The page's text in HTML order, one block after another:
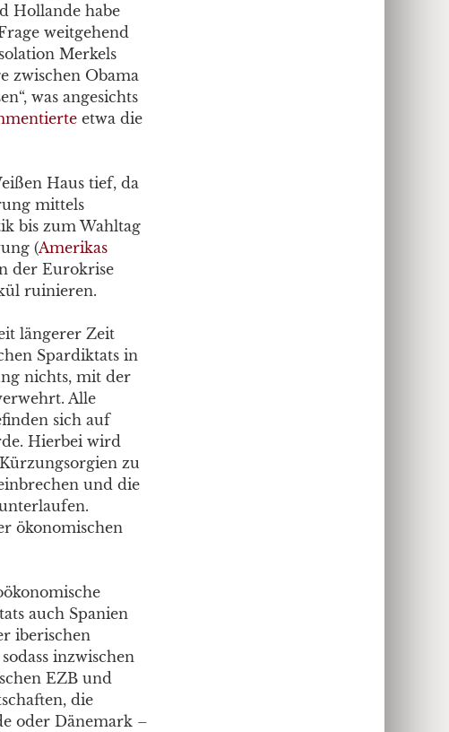
Hollande habe
weitgehend
Merkels
zwischen Obama
was angesichts
etwa die
Haus tief, da
mittels
bis zum Wahltag
(Amerikas
der Eurokrise
ruinieren.
längerer Zeit
Spardiktats in
nichts, mit der
Alle
sich auf
Hierbei wird
zu
und die
ökonomischen
auch Spanien
iberischen
inzwischen
EZB und
die
oder Dänemark –